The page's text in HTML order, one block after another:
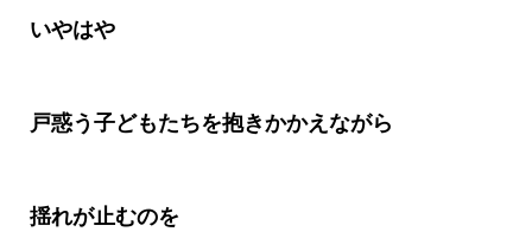
いやはや
戸惑う子どもたちを抱きかかえながら
揺れが止むのを